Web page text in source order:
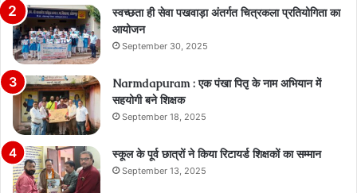
स्वच्छता ही सेवा पखवाड़ा अंतर्गत चित्रकला प्रतियोगिता का
आयोजन
September 30, 2025
Narmdapuram : एक पंखा पितृ के नाम अभियान में
सहयोगी बने शिक्षक
September 18, 2025
स्कूल के पूर्व छात्रों ने किया रिटायर्ड शिक्षकों का सम्मान
September 13, 2025